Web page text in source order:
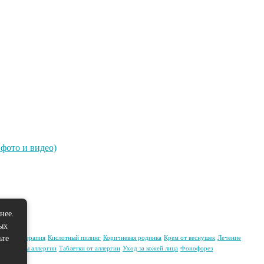
и видео)
Кислотный пилинг Коричневая родинка Крем от веснушек Лечение
Симптомы аллергии Таблетки от аллергии Уход за кожей лица Фонофорез